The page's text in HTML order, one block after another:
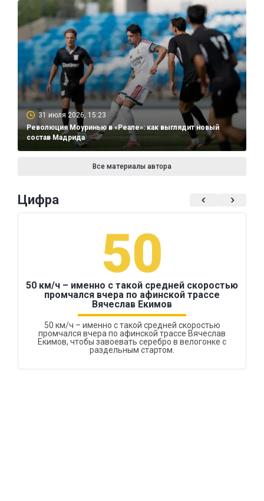
31 июля 2026, 15:23
Революция Моуринью в «Реале»: как выглядит новый
состав Мадрида
Все материалы автора
Цифра
50
50 км/ч – именно с такой средней скоростью
промчался вчера по афинской трассе
Вячеслав Екимов
50 км/ч – именно с такой средней скоростью
промчался вчера по афинской трассе Вячеслав
Екимов, чтобы завоевать серебро в велогонке с
раздельным стартом.